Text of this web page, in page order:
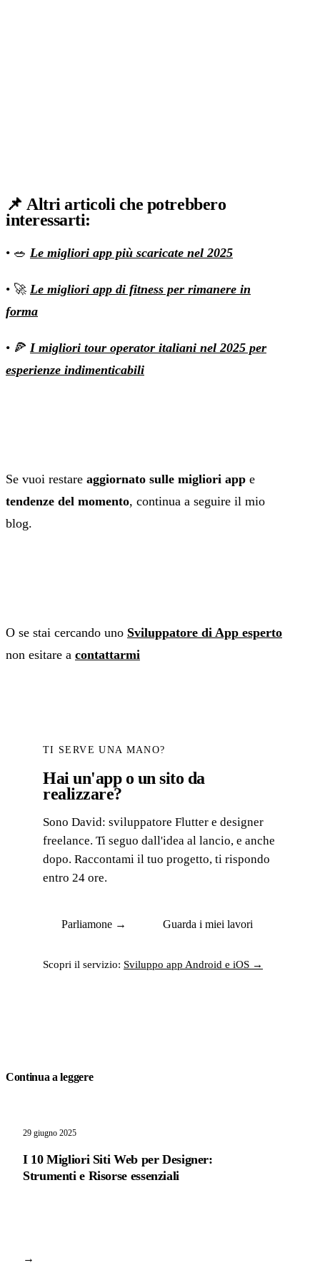
📌 Altri articoli che potrebbero
interessarti:
• 🥗 Le migliori app più scaricate nel 2025
• 🚀 Le migliori app di fitness per rimanere in
forma
• 🍕 I migliori tour operator italiani nel 2025 per
esperienze indimenticabili
Se vuoi restare aggiornato sulle migliori app e
tendenze del momento, continua a seguire il mio
blog.
O se stai cercando uno Sviluppatore di App esperto
non esitare a contattarmi
TI SERVE UNA MANO?
Hai un'app o un sito da
realizzare?
Sono David: sviluppatore Flutter e designer
freelance. Ti seguo dall'idea al lancio, e anche
dopo. Raccontami il tuo progetto, ti rispondo
entro 24 ore.
Parliamone → Guarda i miei lavori
Scopri il servizio: Sviluppo app Android e iOS →
Continua a leggere
29 giugno 2025
I 10 Migliori Siti Web per Designer:
Strumenti e Risorse essenziali
→